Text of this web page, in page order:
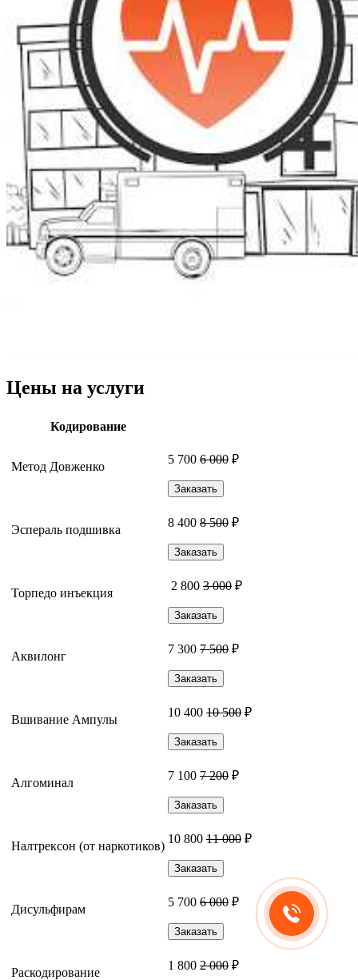
Цены на услуги
Кодирование
Метод Довженко
5 700 6 000 ₽
Заказать
Эспераль подшивка
8 400 8 500 ₽
Заказать
Торпедо инъекция
2 800 3 000 ₽
Заказать
Аквилонг
7 300 7 500 ₽
Заказать
Вшивание Ампулы
10 400 10 500 ₽
Заказать
Алгоминал
7 100 7 200 ₽
Заказать
Налтрексон (от наркотиков)
10 800 11 000 ₽
Заказать
Дисульфирам
5 700 6 000 ₽
Заказать
Раскодирование
1 800 2 000 ₽